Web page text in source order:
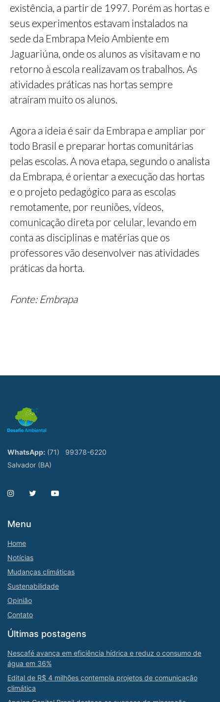
existência, a partir de 1997. Porém as hortas e
seus experimentos estavam instalados na
sede da Embrapa Meio Ambiente em
Jaguariúna, onde os alunos as visitavam e no
retorno à escola realizavam os trabalhos. As
atividades práticas nas hortas sempre
atraíram muito os alunos.
Agora a ideia é sair da Embrapa e ampliar por
todo Brasil e preparar hortas comunitárias
pelas escolas. A nova etapa, segundo o analista
da Embrapa, é orientar a execução das hortas
e o projeto pedagógico para as escolas
remotamente, por reuniões, vídeos,
comunicação direta por celular, levando em
conta as disciplinas e matérias que os
professores vão desenvolver nas atividades
práticas da horta.
Fonte: Embrapa
WhatsApp: (71)
99378-6220
Salvador (BA)
Menu
Home
Notícias
Mudanças climáticas
Sustenabilidade
Opinião
Contato
Últimas postagens
Nescafé avança em eficiência hídrica e reduz o consumo de
água em 36%
Edital de R$ 4 milhões contempla projetos de comunicação
climática